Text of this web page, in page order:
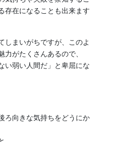
存在になることも出来ます
しまいがちですが、このよ
力がたくさんあるので、
い弱い人間だ」と卑屈にな
ろ向きな気持ちをどうにか